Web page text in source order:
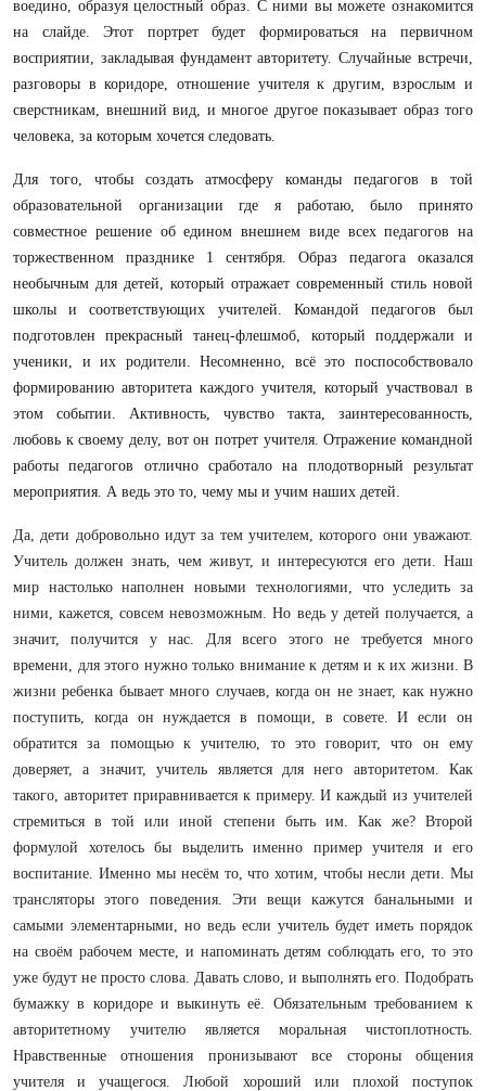
воедино, образуя целостный образ. С ними вы можете ознакомится
на слайде. Этот портрет будет формироваться на первичном
восприятии, закладывая фундамент авторитету. Случайные встречи,
разговоры в коридоре, отношение учителя к другим, взрослым и
сверстникам, внешний вид, и многое другое показывает образ того
человека, за которым хочется следовать.
Для того, чтобы создать атмосферу команды педагогов в той
образовательной организации где я работаю, было принято
совместное решение об едином внешнем виде всех педагогов на
торжественном празднике 1 сентября. Образ педагога оказался
необычным для детей, который отражает современный стиль новой
школы и соответствующих учителей. Командой педагогов был
подготовлен прекрасный танец-флешмоб, который поддержали и
ученики, и их родители. Несомненно, всё это поспособствовало
формированию авторитета каждого учителя, который участвовал в
этом событии. Активность, чувство такта, заинтересованность,
любовь к своему делу, вот он потрет учителя. Отражение командной
работы педагогов отлично сработало на плодотворный результат
мероприятия. А ведь это то, чему мы и учим наших детей.
Да, дети добровольно идут за тем учителем, которого они уважают.
Учитель должен знать, чем живут, и интересуются его дети. Наш
мир настолько наполнен новыми технологиями, что уследить за
ними, кажется, совсем невозможным. Но ведь у детей получается, а
значит, получится у нас. Для всего этого не требуется много
времени, для этого нужно только внимание к детям и к их жизни. В
жизни ребенка бывает много случаев, когда он не знает, как нужно
поступить, когда он нуждается в помощи, в совете. И если он
обратится за помощью к учителю, то это говорит, что он ему
доверяет, а значит, учитель является для него авторитетом. Как
такого, авторитет приравнивается к примеру. И каждый из учителей
стремиться в той или иной степени быть им. Как же? Второй
формулой хотелось бы выделить именно пример учителя и его
воспитание. Именно мы несём то, что хотим, чтобы несли дети. Мы
трансляторы этого поведения. Эти вещи кажутся банальными и
самыми элементарными, но ведь если учитель будет иметь порядок
на своём рабочем месте, и напоминать детям соблюдать его, то это
уже будут не просто слова. Давать слово, и выполнять его. Подобрать
бумажку в коридоре и выкинуть её. Обязательным требованием к
авторитетному учителю является моральная чистоплотность.
Нравственные отношения пронизывают все стороны общения
учителя и учащегося. Любой хороший или плохой поступок